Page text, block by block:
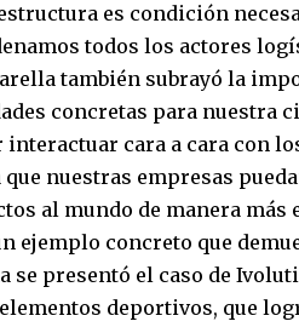
es condición
todos los actores
también subrayó la
concretas para nuestra
interactuar cara a cara con
nuestras empresas
al mundo de manera más
ejemplo concreto que
se presentó el caso de
deportivos, que